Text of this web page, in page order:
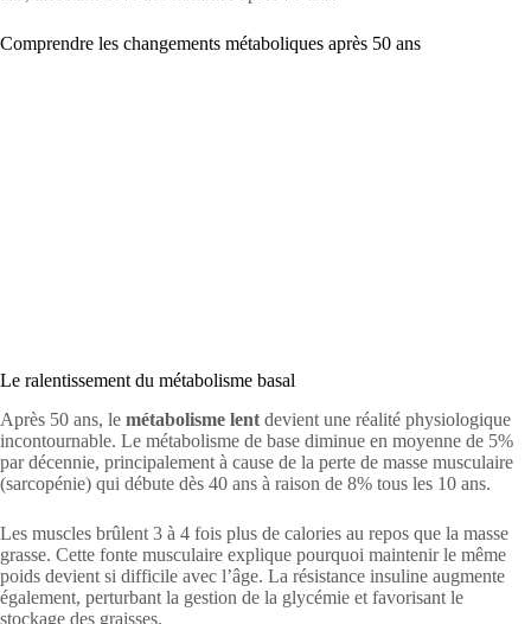
Comprendre les changements métaboliques après 50 ans
Le ralentissement du métabolisme basal
Après 50 ans, le métabolisme lent devient une réalité physiologique
incontournable. Le métabolisme de base diminue en moyenne de 5%
par décennie, principalement à cause de la perte de masse musculaire
(sarcopénie) qui débute dès 40 ans à raison de 8% tous les 10 ans.
Les muscles brûlent 3 à 4 fois plus de calories au repos que la masse
grasse. Cette fonte musculaire explique pourquoi maintenir le même
poids devient si difficile avec l’âge. La résistance insuline augmente
également, perturbant la gestion de la glycémie et favorisant le
stockage des graisses.